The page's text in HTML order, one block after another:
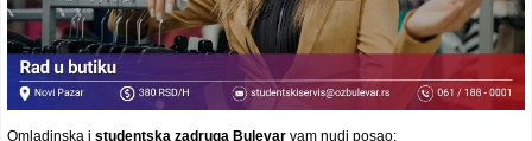
Omladinska i studentska zadruga Bulevar vam nudi posao: